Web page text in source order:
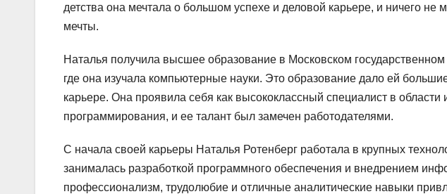
детства она мечтала о большом успехе и деловой карьере, и ничего не
мечты.
Наталья получила высшее образование в Московском
где она изучала компьютерные науки. Это образование дало ей
карьере. Она проявила себя как высококлассный специалист в
программирования, и ее талант был замечен работодателями.
С начала своей карьеры Наталья Ротенберг работала в крупных
занималась разработкой программного обеспечения и внедрением
профессионализм, трудолюбие и отличные аналитические навыки